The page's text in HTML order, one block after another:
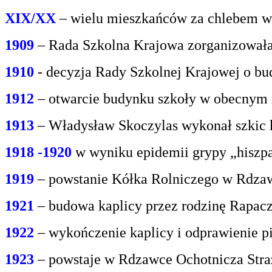
XIX/XX– wielu mieszkańców za chlebem
1909 – Rada Szkolna Krajowa
1910 - decyzja Rady Szkolnej Krajowej o
1912 – otwarcie budynku szkoły w
1913– Władysław Skoczylas wykonał
1918 -1920 w wyniku epidemii grypy
1919– powstanie Kółka Rolniczego w
1921 – budowa kaplicy przez rodzinę
1922 – wykończenie kaplicy i odprawienie
1923– powstaje w Rdzawce Ochotnicza